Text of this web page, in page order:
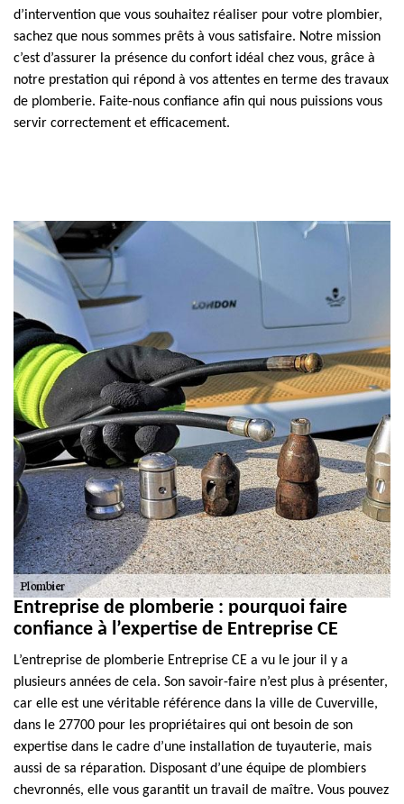
d’intervention que vous souhaitez réaliser pour votre plombier,
sachez que nous sommes prêts à vous satisfaire. Notre mission
c’est d’assurer la présence du confort idéal chez vous, grâce à
notre prestation qui répond à vos attentes en terme des travaux
de plomberie. Faite-nous confiance afin qui nous puissions vous
servir correctement et efficacement.
Entreprise de plomberie : pourquoi faire
confiance à l’expertise de Entreprise CE
L’entreprise de plomberie Entreprise CE a vu le jour il y a
plusieurs années de cela. Son savoir-faire n’est plus à présenter,
car elle est une véritable référence dans la ville de Cuverville,
dans le 27700 pour les propriétaires qui ont besoin de son
expertise dans le cadre d’une installation de tuyauterie, mais
aussi de sa réparation. Disposant d’une équipe de plombiers
chevronnés, elle vous garantit un travail de maître. Vous pouvez